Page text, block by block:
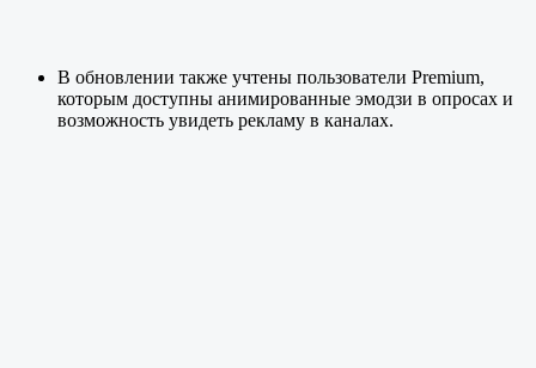
В обновлении также учтены пользователи Premium,
которым доступны анимированные эмодзи в опросах и
возможность увидеть рекламу в каналах.